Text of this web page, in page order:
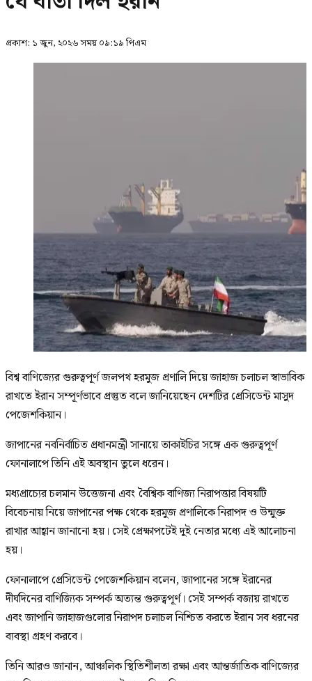
প্রকাশ: ১ জুন, ২০২৬ সময় ০৯:১৯ পিএম
বিশ্ব বাণিজ্যের গুরুত্বপূর্ণ জলপথ হরমুজ প্রণালি দিয়ে জাহাজ চলাচল স্বাভাবিক
রাখতে ইরান সম্পূর্ণভাবে প্রস্তুত বলে জানিয়েছেন দেশটির প্রেসিডেন্ট মাসুদ
পেজেশকিয়ান।
জাপানের নবনির্বাচিত প্রধানমন্ত্রী সানায়ে তাকাইচির সঙ্গে এক গুরুত্বপূর্ণ
ফোনালাপে তিনি এই অবস্থান তুলে ধরেন।
মধ্যপ্রাচ্যের চলমান উত্তেজনা এবং বৈশ্বিক বাণিজ্য নিরাপত্তার বিষয়টি
বিবেচনায় নিয়ে জাপানের পক্ষ থেকে হরমুজ প্রণালিকে নিরাপদ ও উন্মুক্ত
রাখার আহ্বান জানানো হয়। সেই প্রেক্ষাপটেই দুই নেতার মধ্যে এই আলোচনা
হয়।
ফোনালাপে প্রেসিডেন্ট পেজেশকিয়ান বলেন, জাপানের সঙ্গে ইরানের
দীর্ঘদিনের বাণিজ্যিক সম্পর্ক অত্যন্ত গুরুত্বপূর্ণ। সেই সম্পর্ক বজায় রাখতে
এবং জাপানি জাহাজগুলোর নিরাপদ চলাচল নিশ্চিত করতে ইরান সব ধরনের
ব্যবস্থা গ্রহণ করবে।
তিনি আরও জানান, আঞ্চলিক স্থিতিশীলতা রক্ষা এবং আন্তর্জাতিক বাণিজ্যের